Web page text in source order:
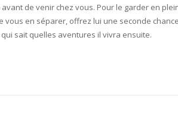
de venir chez vous. Pour le garder en
vous en séparer, offrez lui une seconde
sait quelles aventures il vivra ensuite.